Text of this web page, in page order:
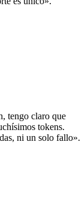
tengo claro que
tokens.
ni un solo fallo».